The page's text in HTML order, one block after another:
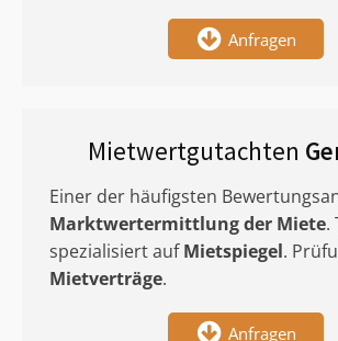
Anfragen
Mietwertgutachten
Einer der häufigsten
Marktwertermittlungder Miete.
spezialisiert aufMietspiegel.
Mietverträge.
Anfragen